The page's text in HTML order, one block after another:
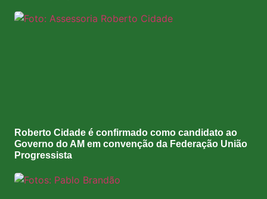
Roberto Cidade é confirmado como candidato ao
Governo do AM em convenção da Federação União
Progressista